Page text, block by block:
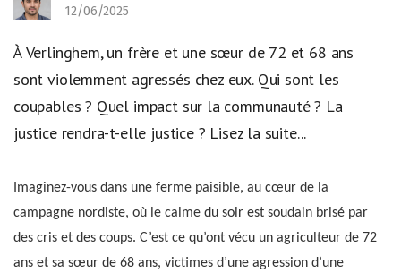
12/06/2025
À Verlinghem, un frère et une sœur de 72 et 68 ans
sont violemment agressés chez eux. Qui sont les
coupables ? Quel impact sur la communauté ? La
justice rendra-t-elle justice ? Lisez la suite...
Imaginez-vous dans une ferme paisible, au cœur de la
campagne nordiste, où le calme du soir est soudain brisé par
des cris et des coups. C’est ce qu’ont vécu un agriculteur de 72
ans et sa sœur de 68 ans, victimes d’une agression d’une